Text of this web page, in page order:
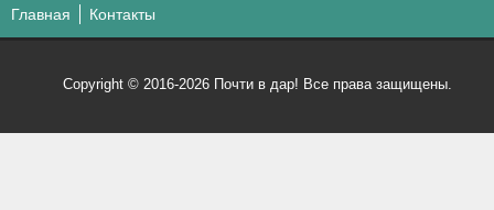
Главная Контакты
Copyright © 2016-2026 Почти в дар! Все права защищены.